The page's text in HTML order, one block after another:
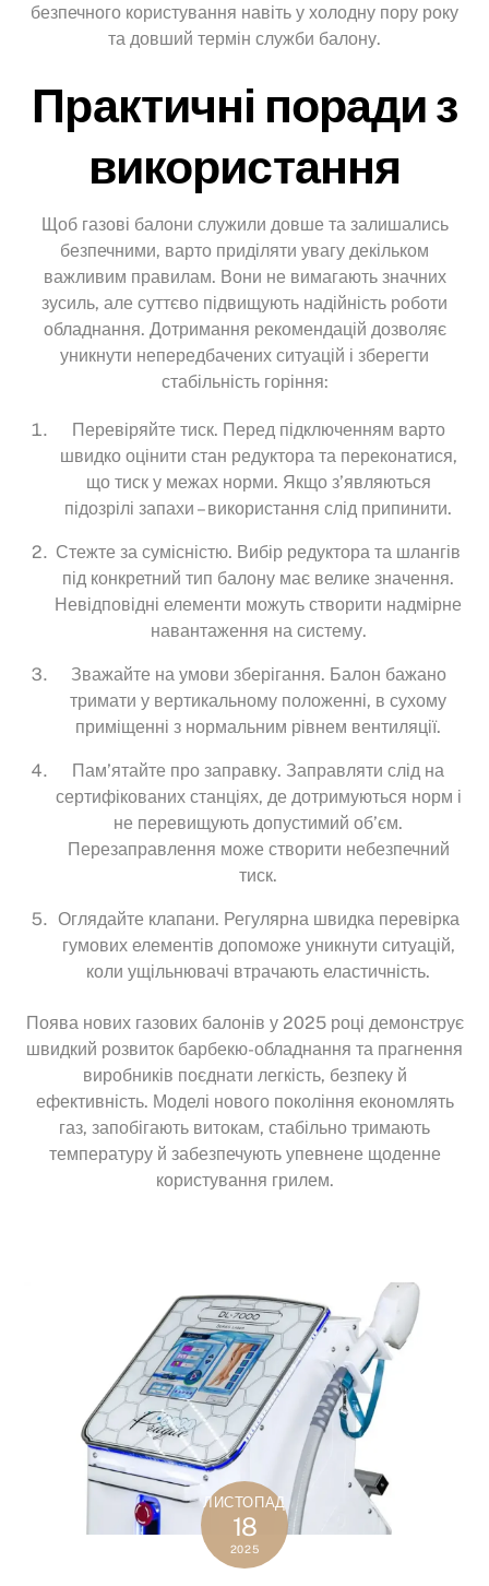
безпечного користування навіть у холодну пору року
та довший термін служби балону.
Практичні поради з
використання
Щоб газові балони служили довше та залишались
безпечними, варто приділяти увагу декільком
важливим правилам. Вони не вимагають значних
зусиль, але суттєво підвищують надійність роботи
обладнання. Дотримання рекомендацій дозволяє
уникнути непередбачених ситуацій і зберегти
стабільність горіння:
Перевіряйте тиск. Перед підключенням варто
швидко оцінити стан редуктора та переконатися,
що тиск у межах норми. Якщо з’являються
підозрілі запахи – використання слід припинити.
Стежте за сумісністю. Вибір редуктора та шлангів
під конкретний тип балону має велике значення.
Невідповідні елементи можуть створити надмірне
навантаження на систему.
Зважайте на умови зберігання. Балон бажано
тримати у вертикальному положенні, в сухому
приміщенні з нормальним рівнем вентиляції.
Пам’ятайте про заправку. Заправляти слід на
сертифікованих станціях, де дотримуються норм і
не перевищують допустимий об’єм.
Перезаправлення може створити небезпечний
тиск.
Оглядайте клапани. Регулярна швидка перевірка
гумових елементів допоможе уникнути ситуацій,
коли ущільнювачі втрачають еластичність.
Поява нових газових балонів у 2025 році демонструє
швидкий розвиток барбекю-обладнання та прагнення
виробників поєднати легкість, безпеку й
ефективність. Моделі нового покоління економлять
газ, запобігають витокам, стабільно тримають
температуру й забезпечують упевнене щоденне
користування грилем.
ЛИСТОПАД
18
2025